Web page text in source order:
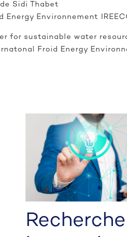
Sidi Thabet
Energy Environnement
for sustainable water
Froid Energy